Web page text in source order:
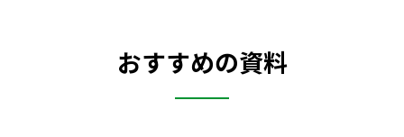
おすすめの資料